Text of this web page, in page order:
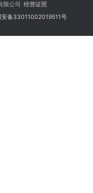
限公司 经营证照
安备33011002019511号